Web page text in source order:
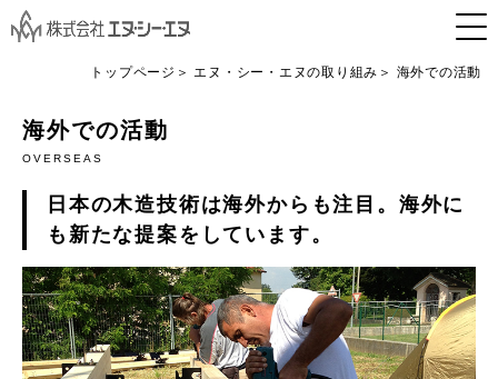
トップページ エヌ・シー・エヌの取り組み 海外での活動
海外での活動
OVERSEAS
日本の木造技術は海外からも注目。海外に
も新たな提案をしています。